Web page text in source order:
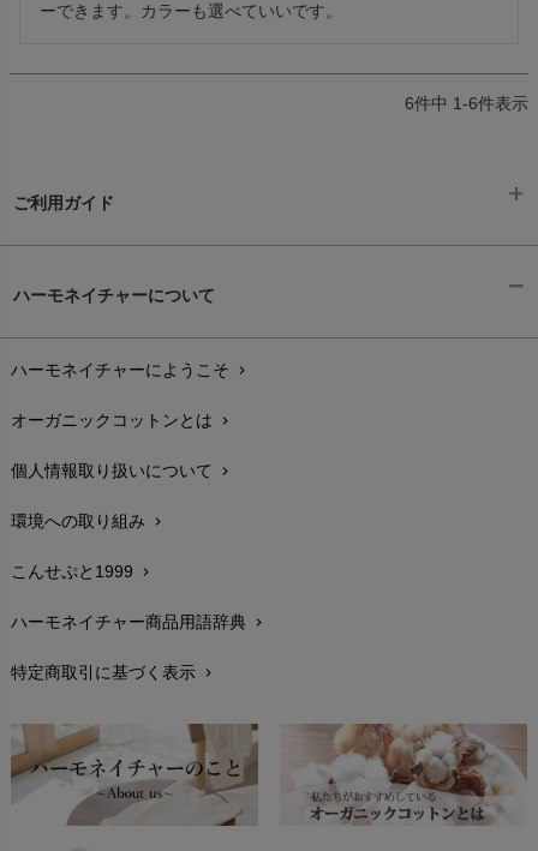
ーできます。カラーも選べていいです。
6件中 1-6件表示
ご利用ガイド
配送と送料chevron_right
在庫状況と発送予定chevron_right
サイズ・寸法chevron_right
生地・素材chevron_right
お手入れについて
レビューを書こうchevron_right
返品交換chevron_right
FAXでのご注文
お問い合わせchevron_right
ハーモネイチャーについて
ハーモネイチャーにようこそ chevron_right
オーガニックコットンとは chevron_right
個人情報取り扱いについて chevron_right
環境への取り組み chevron_right
こんせぷと1999 chevron_right
ハーモネイチャー商品用語辞典 chevron_right
特定商取引に基づく表示 chevron_right